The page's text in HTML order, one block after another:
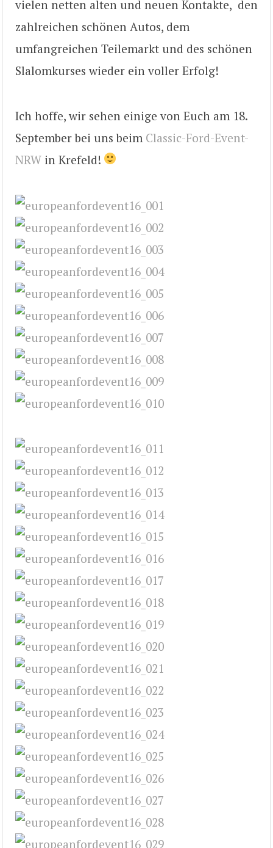
vielen netten alten und neuen Kontakte, den
zahlreichen schönen Autos, dem
umfangreichen Teilemarkt und des schönen
Slalomkurses wieder ein voller Erfolg!
Ich hoffe, wir sehen einige von Euch am 18.
September bei uns beim Classic-Ford-Event-
NRW in Krefeld!